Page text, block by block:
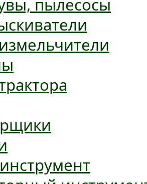
пылесосы